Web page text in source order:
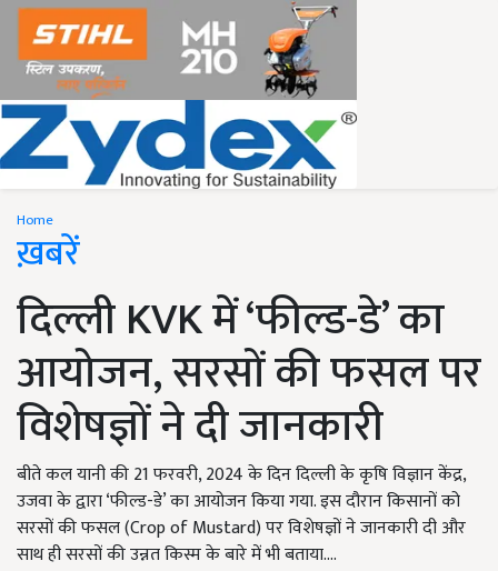
Home
ख़बरें
दिल्ली KVK में ‘फील्ड-डे’ का
आयोजन, सरसों की फसल पर
विशेषज्ञों ने दी जानकारी
बीते कल यानी की 21 फरवरी, 2024 के दिन दिल्ली के कृषि विज्ञान केंद्र,
उजवा के द्वारा ‘फील्ड-डे’ का आयोजन किया गया. इस दौरान किसानों को
सरसों की फसल (Crop of Mustard) पर विशेषज्ञों ने जानकारी दी और
साथ ही सरसों की उन्नत किस्म के बारे में भी बताया....